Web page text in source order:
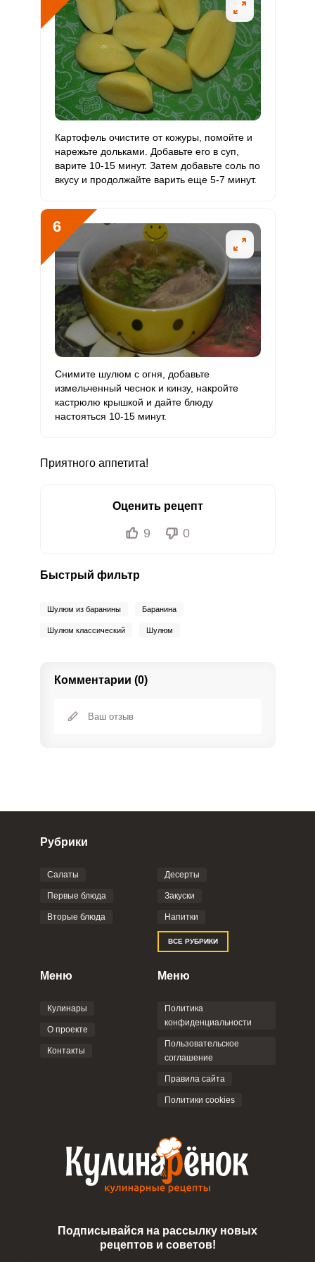
Фтор 1385 мкг 4000 мкг 2 3.5
Хром 97.4 мкг 11.3 19.5
Цинк 25.3
Бор 1200 мкг 3.7 6.3
Молибден 146 мкг 70 мкг 12.1 20.9
Картофель очистите от кожуры, помойте и
нарежьте дольками. Добавьте его в суп,
варите 10-15 минут. Затем добавьте соль по
вкусу и продолжайте варить еще 5-7 минут.
6
Снимите шулюм с огня, добавьте
измельченный чеснок и кинзу, накройте
кастрюлю крышкой и дайте блюду
настояться 10-15 минут.
Приятного аппетита!
Оценить рецепт
9 0
Быстрый фильтр
Шулюм из баранины Баранина
Шулюм классический Шулюм
Комментарии (0)
Фото до 4 шт, до 5 mb
Отправляя эту форму, вы соглашаетесь с
Политикой
Пользовательским
соглашением
Рубрики
Салаты
Первые блюда
Вторые блюда
Десерты
Закуски
Напитки
ВСЕ РУБРИКИ
Меню
Кулинары
О проекте
Контакты
Меню
Политика
конфиденциальности
Пользовательское
соглашение
Правила сайта
Политики cookies
Подписывайся на рассылку новых
рецептов и советов!